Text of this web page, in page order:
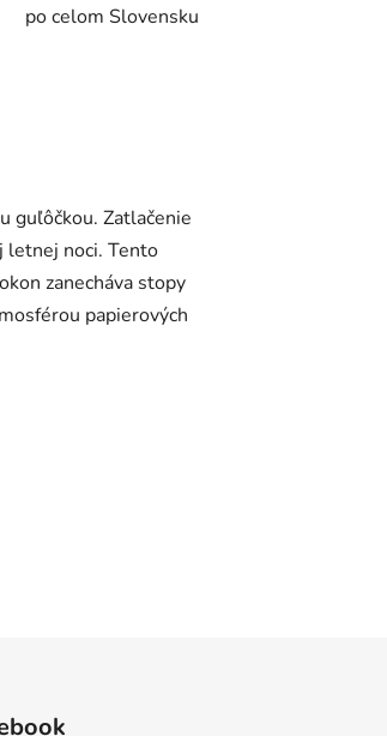
po celom Slovensku
guľôčkou. Zatlačenie
letnej noci. Tento
zanecháva stopy
papierových